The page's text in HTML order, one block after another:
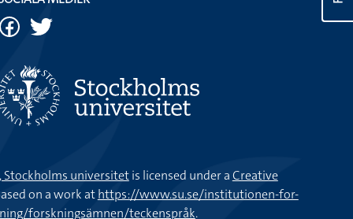
universitetis licensed under aCreative
on a work athttps://www.su.se/institutionen-for-
forskningsämnen/teckenspråk.